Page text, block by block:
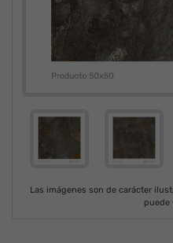
Las imágenes son de carácter
puede